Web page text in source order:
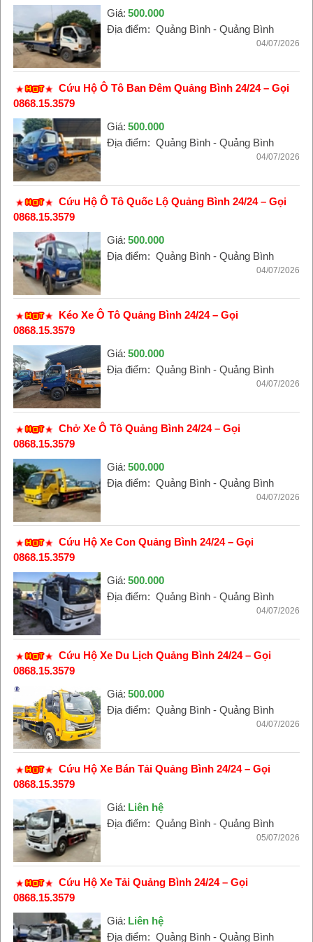
Giá: 500.000
Địa điểm: Quảng Bình - Quảng Bình
04/07/2026
Cứu Hộ Ô Tô Ban Đêm Quảng Bình 24/24 – Gọi
0868.15.3579
Giá: 500.000
Địa điểm: Quảng Bình - Quảng Bình
04/07/2026
Cứu Hộ Ô Tô Quốc Lộ Quảng Bình 24/24 – Gọi
0868.15.3579
Giá: 500.000
Địa điểm: Quảng Bình - Quảng Bình
04/07/2026
Kéo Xe Ô Tô Quảng Bình 24/24 – Gọi
0868.15.3579
Giá: 500.000
Địa điểm: Quảng Bình - Quảng Bình
04/07/2026
Chở Xe Ô Tô Quảng Bình 24/24 – Gọi
0868.15.3579
Giá: 500.000
Địa điểm: Quảng Bình - Quảng Bình
04/07/2026
Cứu Hộ Xe Con Quảng Bình 24/24 – Gọi
0868.15.3579
Giá: 500.000
Địa điểm: Quảng Bình - Quảng Bình
04/07/2026
Cứu Hộ Xe Du Lịch Quảng Bình 24/24 – Gọi
0868.15.3579
Giá: 500.000
Địa điểm: Quảng Bình - Quảng Bình
04/07/2026
Cứu Hộ Xe Bán Tải Quảng Bình 24/24 – Gọi
0868.15.3579
Giá: Liên hệ
Địa điểm: Quảng Bình - Quảng Bình
05/07/2026
Cứu Hộ Xe Tải Quảng Bình 24/24 – Gọi
0868.15.3579
Giá: Liên hệ
Địa điểm: Quảng Bình - Quảng Bình